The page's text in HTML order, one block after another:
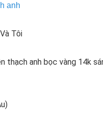
anh
Tôi
thạch anh bọc vàng 14k